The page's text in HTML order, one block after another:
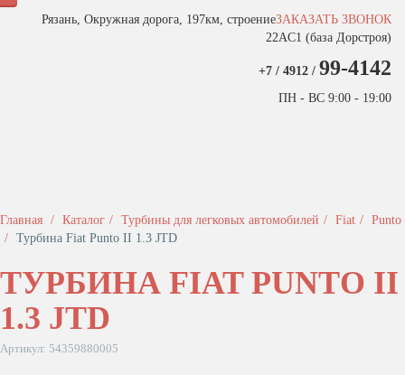
ЗАКАЗАТЬ ЗВОНОК
Рязань, Окружная дорога, 197км, строение
22АC1 (база Дорстроя)
+7 / 4912 / 99-4142
ПН - ВС 9:00 - 19:00
Главная Каталог Турбины для легковых автомобилей Fiat
Puntо
Турбина Fiat Puntо II 1.3 JTD
ТУРБИНА FIAT PUNTО II
1.3 JTD
Артикул: 54359880005